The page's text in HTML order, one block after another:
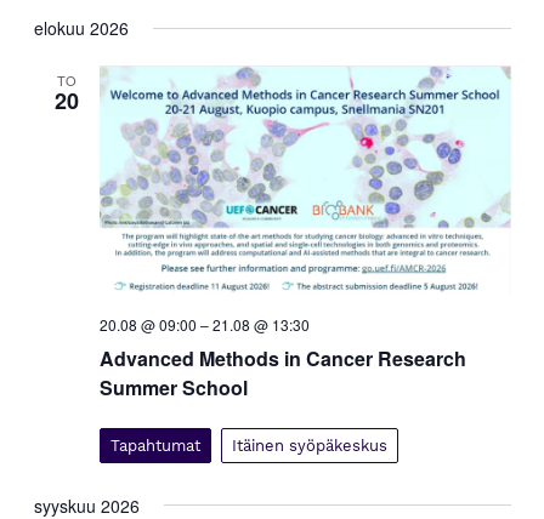
elokuu 2026
TO
20
20.08 @ 09:00 –21.08 @ 13:30
Advanced Methods in Cancer Research
Summer School
Tapahtumat Itäinen syöpäkeskus
syyskuu 2026